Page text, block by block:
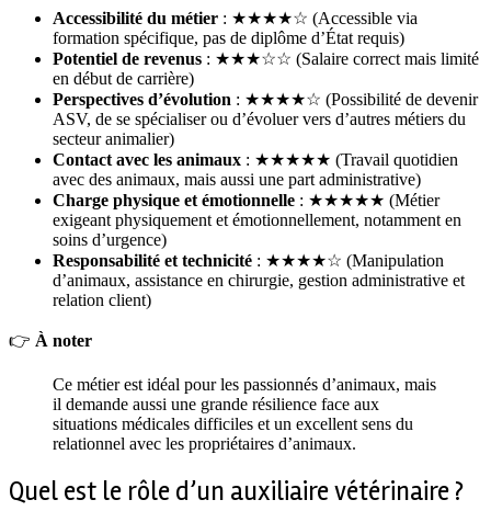
Accessibilité du métier : ★★★★☆ (Accessible via
formation spécifique, pas de diplôme d’État requis)
Potentiel de revenus : ★★★☆☆ (Salaire correct mais limité
en début de carrière)
Perspectives d’évolution : ★★★★☆ (Possibilité de devenir
ASV, de se spécialiser ou d’évoluer vers d’autres métiers du
secteur animalier)
Contact avec les animaux : ★★★★★ (Travail quotidien
avec des animaux, mais aussi une part administrative)
Charge physique et émotionnelle : ★★★★★ (Métier
exigeant physiquement et émotionnellement, notamment en
soins d’urgence)
Responsabilité et technicité : ★★★★☆ (Manipulation
d’animaux, assistance en chirurgie, gestion administrative et
relation client)
👉 À noter
Ce métier est idéal pour les passionnés d’animaux, mais
il demande aussi une grande résilience face aux
situations médicales difficiles et un excellent sens du
relationnel avec les propriétaires d’animaux.
Quel est le rôle d’un auxiliaire vétérinaire ?